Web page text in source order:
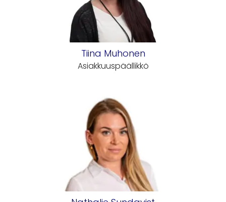
Tiina Muhonen
Asiakkuuspäällikkö